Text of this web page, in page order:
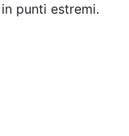
punti estremi.